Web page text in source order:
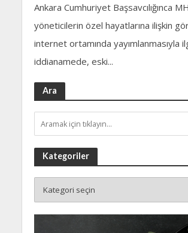
Ankara Cumhuriyet Başsavcılığınca
yöneticilerin özel hayatlarına ilişkin
internet ortamında yayımlanmasıyla
iddianamede, eski...
Ara
Kategoriler